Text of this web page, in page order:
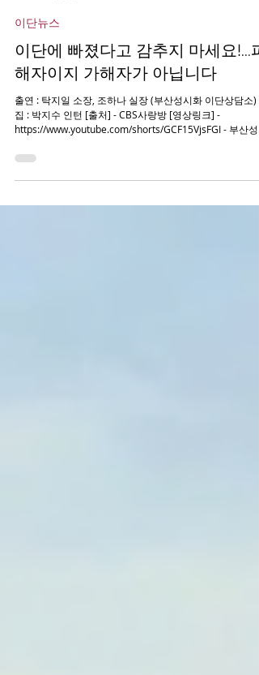
이단뉴스
이단에 빠졌다고 감추지 마세요!...피
해자이지 가해자가 아닙니다
출연 : 탁지일 소장, 조하나 실장 (부산성시화 이단상담소)
집 : 박지수 인턴 [출처] - CBS사랑방 [영상링크] -
https://www.youtube.com/shorts/GCF15VjsFGI - 부산성